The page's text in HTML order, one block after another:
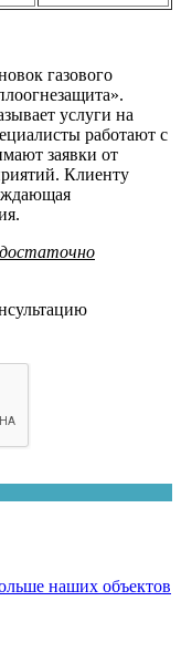
газового
услуги на
работают с
заявки от
Клиенту
достаточно
наших объектов